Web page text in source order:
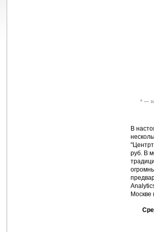
* —
В
руб. В
Москве